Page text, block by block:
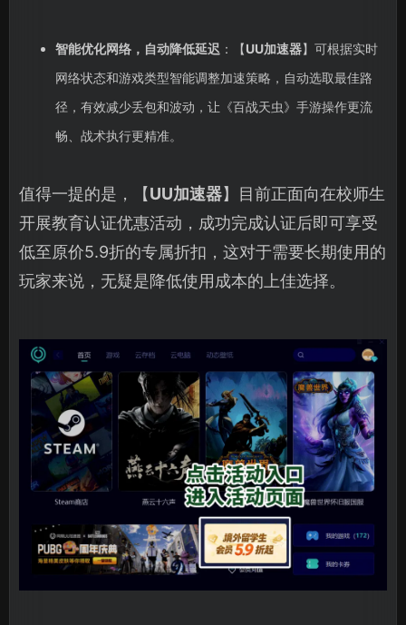
智能优化网络，自动降低延迟 ：【UU加速器】可根据实时
网络状态和游戏类型智能调整加速策略，自动选取最佳路
径，有效减少丢包和波动，让《百战天虫》手游操作更流
畅、战术执行更精准。
值得一提的是，【UU加速器】目前正面向在校师生
开展教育认证优惠活动，成功完成认证后即可享受
低至原价5.9折的专属折扣，这对于需要长期使用的
玩家来说，无疑是降低使用成本的上佳选择。